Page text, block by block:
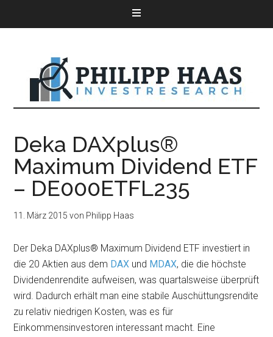
Deka DAXplus®
Maximum Dividend ETF
– DE000ETFL235
11. März 2015 von Philipp Haas
Der Deka DAXplus® Maximum Dividend ETF investiert in
die 20 Aktien aus dem DAX und MDAX, die die höchste
Dividendenrendite aufweisen, was quartalsweise überprüft
wird. Dadurch erhält man eine stabile Auschüttungsrendite
zu relativ niedrigen Kosten, was es für
Einkommensinvestoren interessant macht. Eine